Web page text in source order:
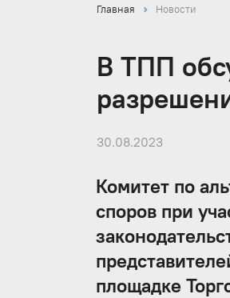
Главная Новости
В ТПП
30.08.2023
Комитет по
споров при
площадке